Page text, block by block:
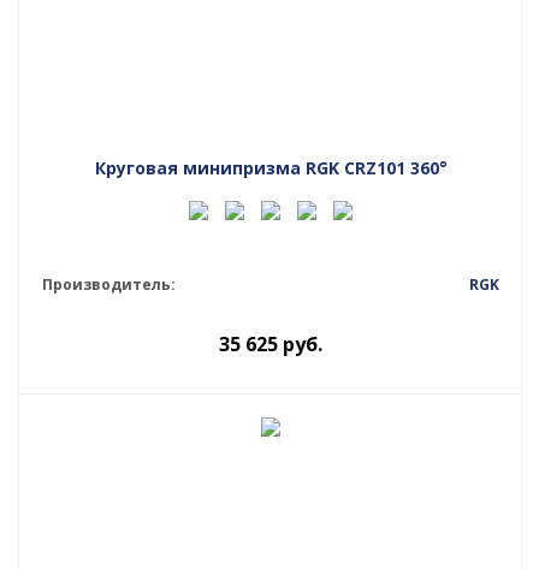
Круговая минипризма RGK CRZ101 360°
Производитель: RGK
35 625 руб.